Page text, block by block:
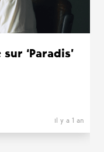
‘Paradis’
il y a 1 an